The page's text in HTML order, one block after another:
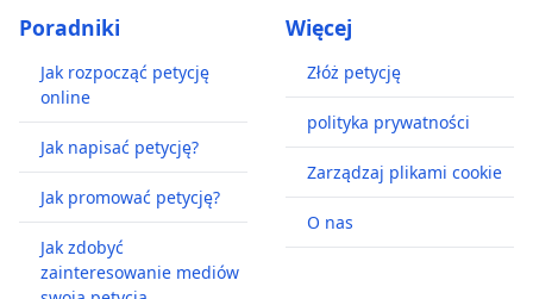
Poradniki
Jak rozpocząć petycję
online
Jak napisać petycję?
Jak promować petycję?
Jak zdobyć
zainteresowanie mediów
Więcej
Złóż petycję
polityka prywatności
Zarządzaj plikami cookie
O nas